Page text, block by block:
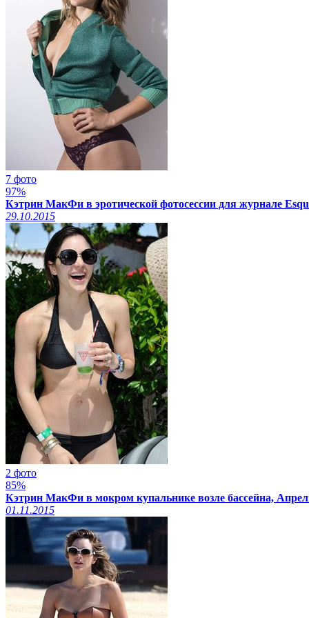
7 фото
97%
Кэтрин МакФи в эротической фотосессии для журнале
29.10.2015
2 фото
85%
Кэтрин МакФи в мокром купальнике возле бассейна,
01.11.2015